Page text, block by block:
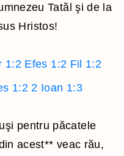
Tatăl şi de la
Hristos!
1:2 Efes 1:2 Fil 1:2
1:2 2 Ioan 1:3
pentru păcatele
acest** veac rău,